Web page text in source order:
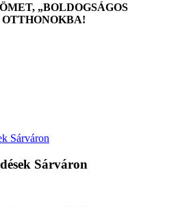
„BOLDOGSÁGOS
Sárváron